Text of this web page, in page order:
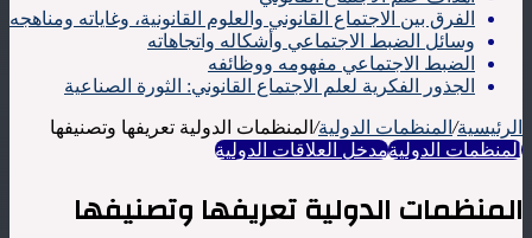
الفرق بين الاجتماع القانوني والعلوم القانونية، وغاياته ومناهجه
وسائل الضبط الاجتماعي وأشكاله واتجاهاته
الضبط الاجتماعي مفهومه ووظائفه
الجذور الفكرية لعلم الاجتماع القانوني: الثورة الصناعية
الرئيسية/ المنظمات الدولية/ المنظمات الدولية تعريفها وتصنيفها
المنظمات الدوليةمدخل العلاقات الدولية
المنظمات الدولية تعريفها وتصنيفها